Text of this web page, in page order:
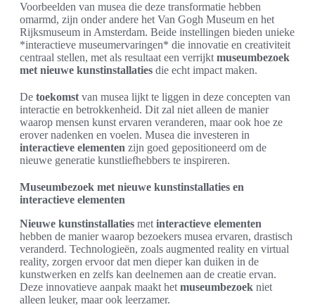
Voorbeelden van musea die deze transformatie hebben
omarmd, zijn onder andere het Van Gogh Museum en het
Rijksmuseum in Amsterdam. Beide instellingen bieden unieke
*interactieve museumervaringen* die innovatie en creativiteit
centraal stellen, met als resultaat een verrijkt museumbezoek
met nieuwe kunstinstallaties die echt impact maken.
De toekomst van musea lijkt te liggen in deze concepten van
interactie en betrokkenheid. Dit zal niet alleen de manier
waarop mensen kunst ervaren veranderen, maar ook hoe ze
erover nadenken en voelen. Musea die investeren in
interactieve elementen zijn goed gepositioneerd om de
nieuwe generatie kunstliefhebbers te inspireren.
Museumbezoek met nieuwe kunstinstallaties en
interactieve elementen
Nieuwe kunstinstallaties met interactieve elementen
hebben de manier waarop bezoekers musea ervaren, drastisch
veranderd. Technologieën, zoals augmented reality en virtual
reality, zorgen ervoor dat men dieper kan duiken in de
kunstwerken en zelfs kan deelnemen aan de creatie ervan.
Deze innovatieve aanpak maakt het museumbezoek niet
alleen leuker, maar ook leerzamer.